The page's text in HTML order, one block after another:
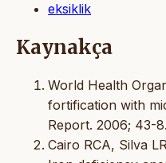
eksiklik
Kaynakça
World Health
fortification with
Report. 2006; 43-8.
Cairo RCA, Silva